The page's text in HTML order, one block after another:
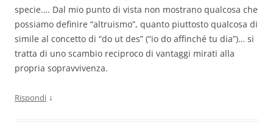
specie…. Dal mio punto di vista non mostrano qualcosa che
possiamo definire “altruismo”, quanto piuttosto qualcosa di
simile al concetto di “do ut des” (“io do affinché tu dia”)… si
tratta di uno scambio reciproco di vantaggi mirati alla
propria sopravvivenza.
Rispondi ↓